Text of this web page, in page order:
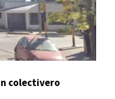
colectivero